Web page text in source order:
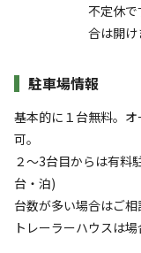
不定休
合は開け
駐車場情報
基本的に１台無料。
可。
２〜3台目からは有料
台・泊)
台数が多い場合はご相
トレーラーハウスは